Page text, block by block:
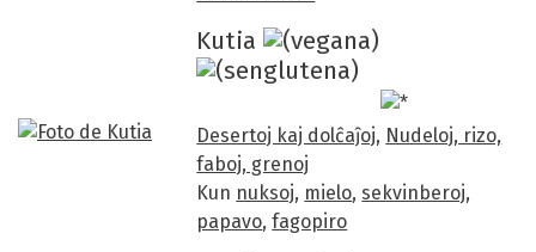
Kutia
Desertoj kaj dolĉaĵoj, Nudeloj, rizo,
faboj, grenoj
Kun nuksoj, mielo, sekvinberoj,
papavo,fagopiro